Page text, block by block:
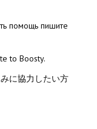
помощь пишите
to Boosty.
に協力したい方